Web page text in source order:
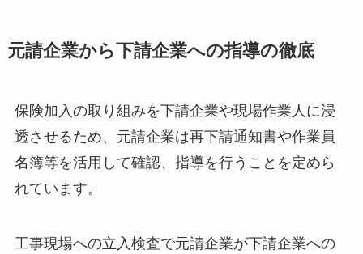
元請企業から下請企業への指導の徹底
保険加入の取り組みを下請企業や現場作業人に浸
透させるため、元請企業は再下請通知書や作業員
名簿等を活用して確認、指導を行うことを定めら
れています。
工事現場への立入検査で元請企業が下請企業への